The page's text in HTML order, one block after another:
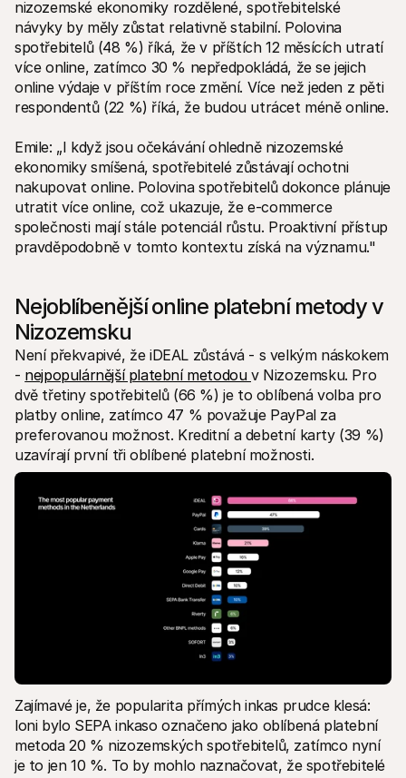
nizozemské ekonomiky rozdělené, spotřebitelské
návyky by měly zůstat relativně stabilní. Polovina
spotřebitelů (48 %) říká, že v příštích 12 měsících utratí
více online, zatímco 30 % nepředpokládá, že se jejich
online výdaje v příštím roce změní. Více než jeden z pěti
respondentů (22 %) říká, že budou utrácet méně online.
Emile: „I když jsou očekávání ohledně nizozemské
ekonomiky smíšená, spotřebitelé zůstávají ochotni
nakupovat online. Polovina spotřebitelů dokonce plánuje
utratit více online, což ukazuje, že e-commerce
společnosti mají stále potenciál růstu. Proaktivní přístup
pravděpodobně v tomto kontextu získá na významu."
Nejoblíbenější online platební metody v
Nizozemsku
Není překvapivé, že iDEAL zůstává - s velkým náskokem
- nejpopulárnější platební metodou v Nizozemsku. Pro
dvě třetiny spotřebitelů (66 %) je to oblíbená volba pro
platby online, zatímco 47 % považuje PayPal za
preferovanou možnost. Kreditní a debetní karty (39 %)
uzavírají první tři oblíbené platební možnosti.
Zajímavé je, že popularita přímých inkas prudce klesá:
loni bylo SEPA inkaso označeno jako oblíbená platební
metoda 20 % nizozemských spotřebitelů, zatímco nyní
je to jen 10 %. To by mohlo naznačovat, že spotřebitelé